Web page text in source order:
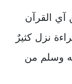
آي القرآن
نزل كثيرٌ
وسلم من